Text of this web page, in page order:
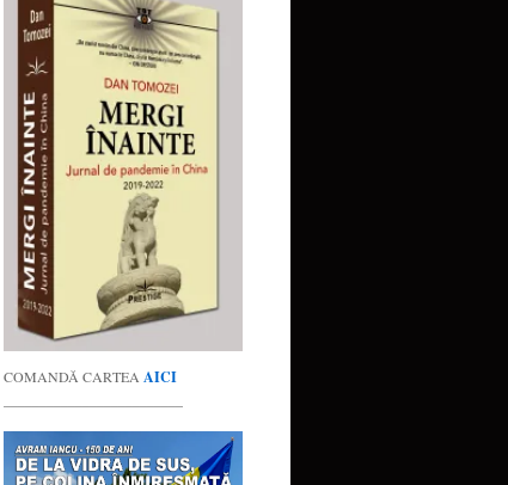
COMANDĂ CARTEA AICI